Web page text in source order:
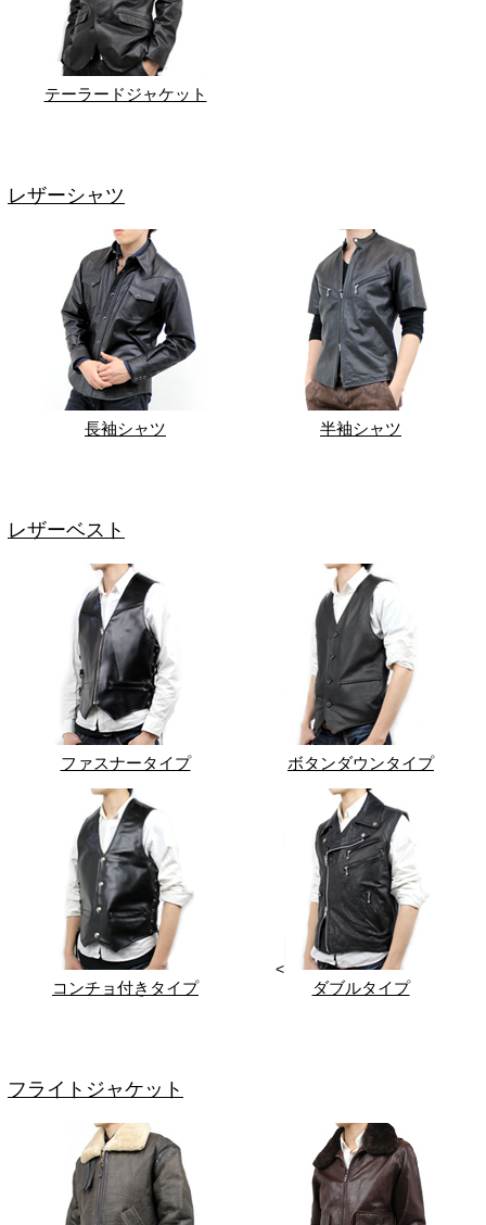
テーラードジャケット
レザーシャツ
長袖シャツ 半袖シャツ
レザーベスト
ファスナータイプ ボタンダウンタイプ
コンチョ付きタイプ
<
ダブルタイプ
フライトジャケット